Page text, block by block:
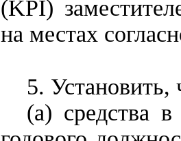
(KPI)
на местах
5. Установить,
(а) средства